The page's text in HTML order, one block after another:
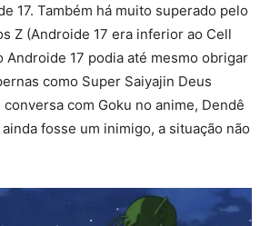
17. Também há muito superado pelo
Z (Androide 17 era inferior ao Cell
Androide 17 podia até mesmo obrigar
como Super Saiyajin Deus
conversa com Goku no anime, Dendê
fosse um inimigo, a situação não